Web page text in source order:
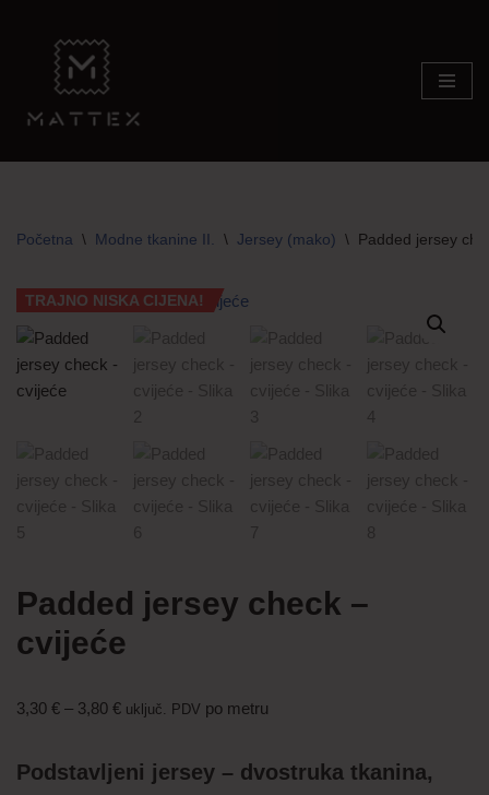
content
Početna \ Modne tkanine II. \ Jersey (mako) \ Padded jersey
TRAJNO NISKA CIJENA!
Padded jersey check –
cvijeće
3,30 € – 3,80 € uključ. PDV po metru
Podstavljeni jersey – dvostruka tkanina,